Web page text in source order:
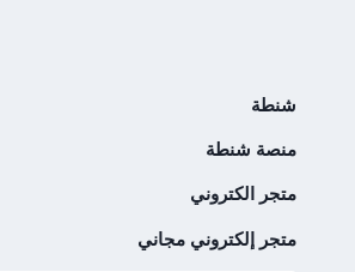
شنطة
منصة شنطة
متجر الكتروني
متجر إلكتروني مجاني